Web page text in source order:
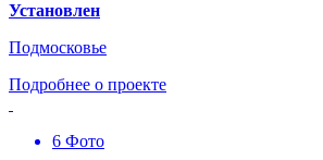
Установлен
Подмосковье
Подробнее о проекте
6 Фото